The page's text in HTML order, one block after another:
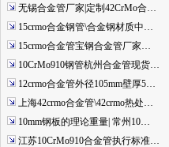
无锡合金管厂家|定制42CrMo合…
15crmo合金钢管\合金钢材质中…
15crmo合金管宝钢合金管厂家…
10CrMo910钢管杭州合金管现货…
12crmo合金管外径105mm壁厚5…
上海42crmo合金管\42crmo热处…
10mm钢板的理论重量| 常州10…
江苏10CrMo910合金管执行标准…